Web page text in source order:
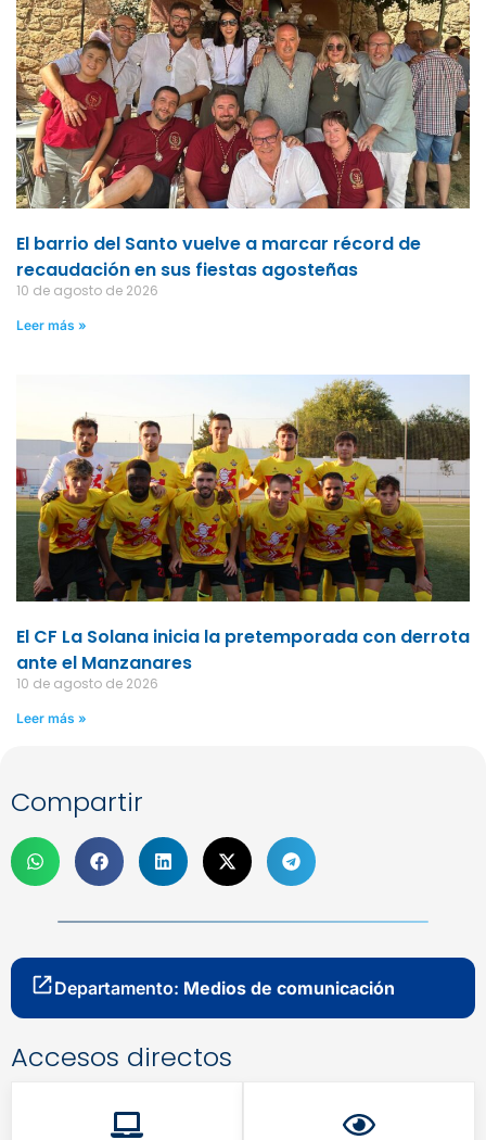
El barrio del Santo vuelve a marcar récord de
recaudación en sus fiestas agosteñas
10 de agosto de 2026
Leer más »
El CF La Solana inicia la pretemporada con derrota
ante el Manzanares
10 de agosto de 2026
Leer más »
Compartir
Departamento: Medios de comunicación
Accesos directos